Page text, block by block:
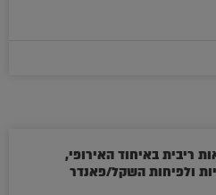
ריבית באיחוד האירופי,
ולפיחות השקל/פאנדר